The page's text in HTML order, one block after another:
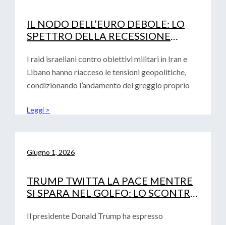
IL NODO DELL’EURO DEBOLE: LO
SPETTRO DELLA RECESSIONE
DI INTERESSE BCE
I raid israeliani contro obiettivi militari in Iran e
Libano hanno riacceso le tensioni geopolitiche,
condizionando l’andamento del greggio proprio
Leggi >
Giugno 1, 2026
TRUMP TWITTA LA PACE MENTRE
SI SPARA NEL GOLFO: LO SCONTRO
DI WARSH
Il presidente Donald Trump ha espresso